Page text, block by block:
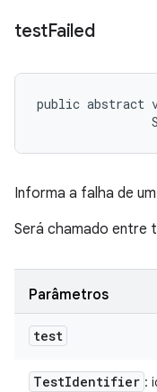
testFailed
public abstract
Informa a falha de
Será chamado entre
Parâmetros
test
TestIdentifier :